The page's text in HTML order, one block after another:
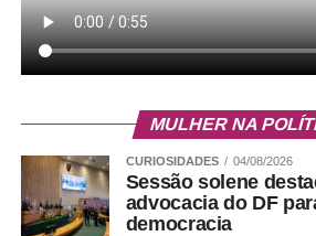
necessária a participação em
complementares.
FAPDF desenvolve tecnologia
Como funciona a prorrogação
MULHER NA
CURIOSIDADES 04/08/2026
Sessão solene
advocacia do DF
democracia